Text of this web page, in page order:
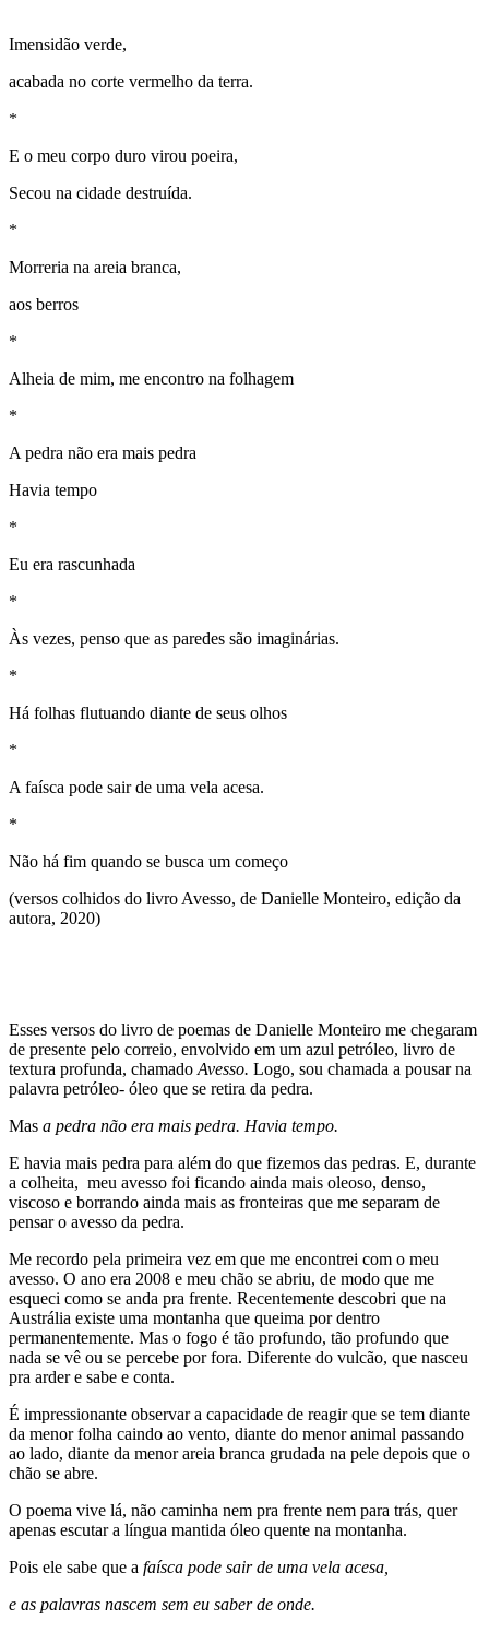
Imensidão verde,
acabada no corte vermelho da terra.
*
E o meu corpo duro virou poeira,
Secou na cidade destruída.
*
Morreria na areia branca,
aos berros
*
Alheia de mim, me encontro na folhagem
*
A pedra não era mais pedra
Havia tempo
*
Eu era rascunhada
*
Às vezes, penso que as paredes são imaginárias.
*
Há folhas flutuando diante de seus olhos
*
A faísca pode sair de uma vela acesa.
*
Não há fim quando se busca um começo
(versos colhidos do livro Avesso, de Danielle Monteiro, edição da
autora, 2020)
Esses versos do livro de poemas de Danielle Monteiro me chegaram
de presente pelo correio, envolvido em um azul petróleo, livro de
textura profunda, chamado Avesso. Logo, sou chamada a pousar na
palavra petróleo- óleo que se retira da pedra.
Mas a pedra não era mais pedra. Havia tempo.
E havia mais pedra para além do que fizemos das pedras. E, durante
a colheita, meu avesso foi ficando ainda mais oleoso, denso,
viscoso e borrando ainda mais as fronteiras que me separam de
pensar o avesso da pedra.
Me recordo pela primeira vez em que me encontrei com o meu
avesso. O ano era 2008 e meu chão se abriu, de modo que me
esqueci como se anda pra frente. Recentemente descobri que na
Austrália existe uma montanha que queima por dentro
permanentemente. Mas o fogo é tão profundo, tão profundo que
nada se vê ou se percebe por fora. Diferente do vulcão, que nasceu
pra arder e sabe e conta.
É impressionante observar a capacidade de reagir que se tem diante
da menor folha caindo ao vento, diante do menor animal passando
ao lado, diante da menor areia branca grudada na pele depois que o
chão se abre.
O poema vive lá, não caminha nem pra frente nem para trás, quer
apenas escutar a língua mantida óleo quente na montanha.
Pois ele sabe que a faísca pode sair de uma vela acesa,
e as palavras nascem sem eu saber de onde.